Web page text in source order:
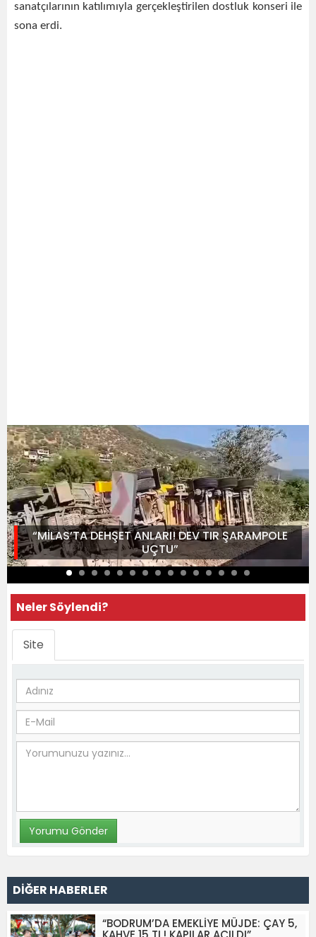
sanatçılarının katılımıyla gerçekleştirilen dostluk konseri ile
sona erdi.
“MİLAS’TA DEHŞET ANLARI! DEV TIR ŞARAMPOLE
UÇTU”
Neler Söylendi?
Site
DİĞER HABERLER
“BODRUM’DA EMEKLİYE MÜJDE: ÇAY 5,